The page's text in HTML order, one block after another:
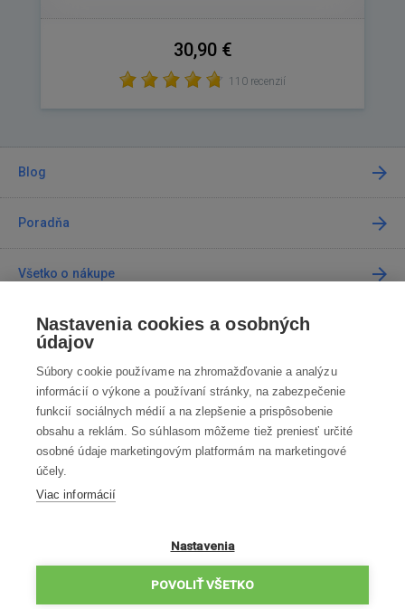
30,90 €
110 recenzií
Blog
Poradňa
Všetko o nákupe
Predajne
Kontakt
Kontaktujte nás
info@robotworld.sk
02 / 205 103 00
OBCHODNÉ PODMIENKY
Nastavenia cookies a osobných
údajov
Súbory cookie používame na zhromažďovanie a analýzu
informácií o výkone a používaní stránky, na zabezpečenie
funkcií sociálnych médií a na zlepšenie a prispôsobenie
obsahu a reklám. So súhlasom môžeme tiež preniesť určité
osobné údaje marketingovým platformám na marketingové
účely.
Viac informácií
Nastavenia
POVOLIŤ VŠETKO